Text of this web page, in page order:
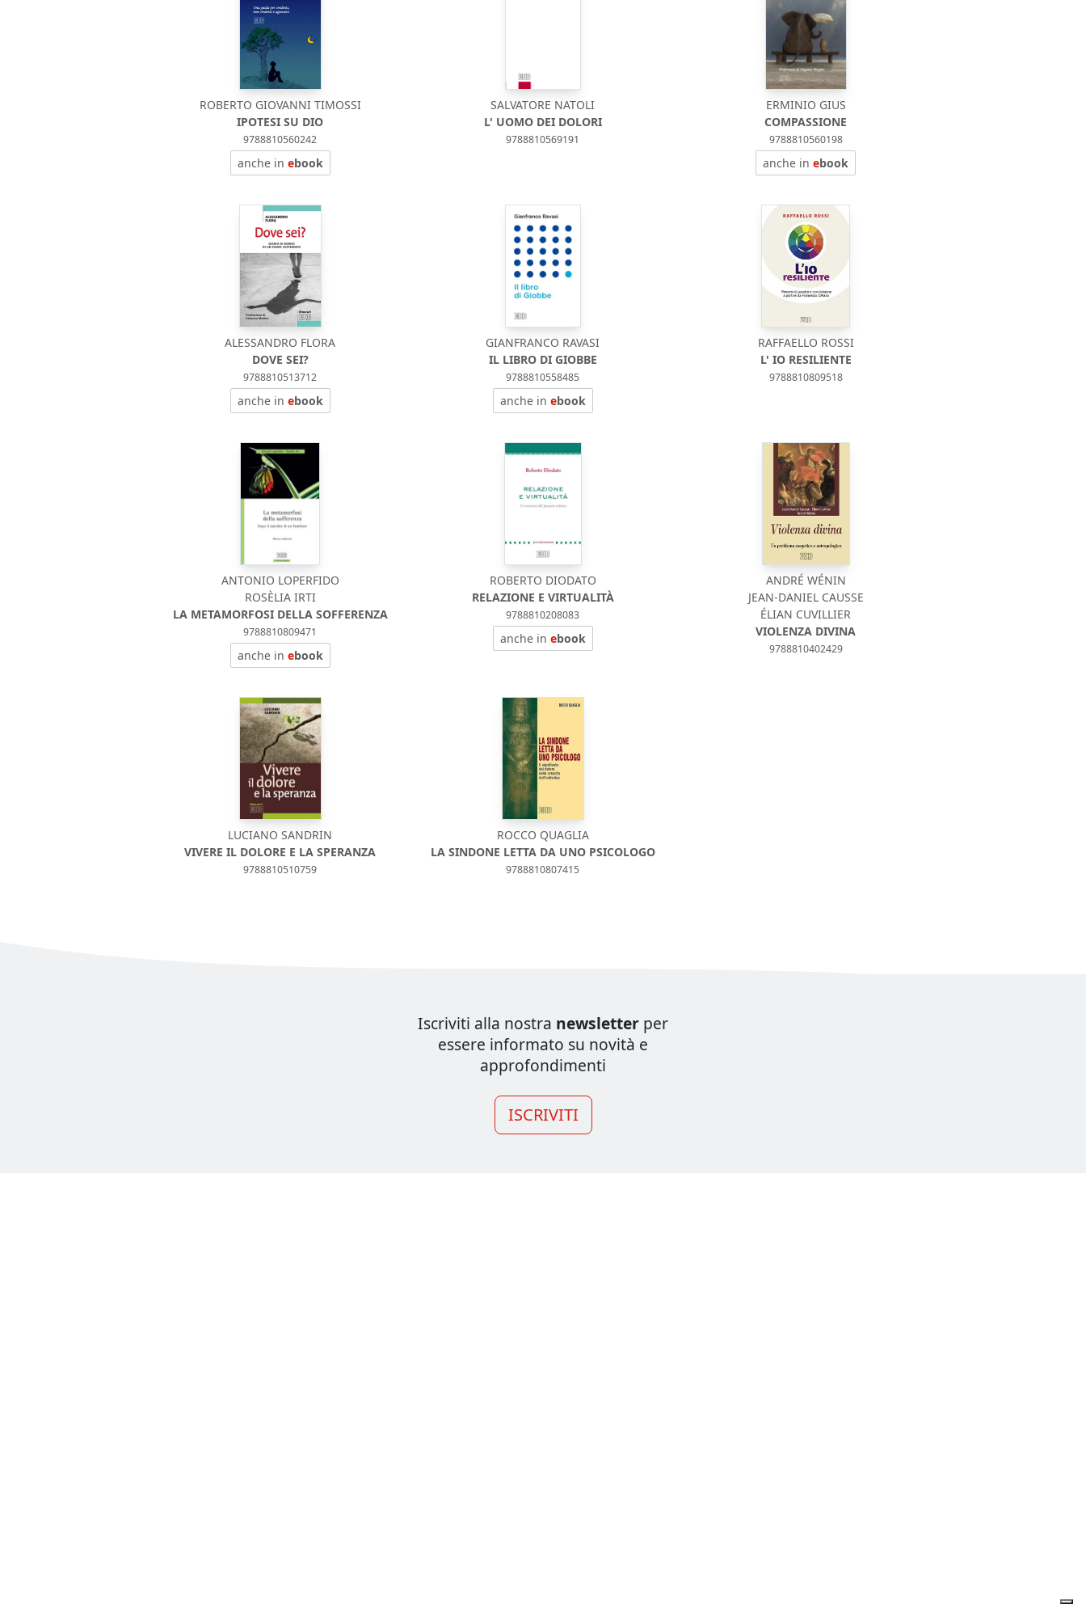
ROBERTO GIOVANNI TIMOSSI
IPOTESI SU DIO
9788810560242
anche in ebook
SALVATORE NATOLI
L' UOMO DEI DOLORI
9788810569191
ERMINIO GIUS
COMPASSIONE
9788810560198
anche inebook
ALESSANDRO FLORA
DOVE SEI?
9788810513712
anche in ebook
GIANFRANCO RAVASI
IL LIBRO DI GIOBBE
9788810558485
anche in ebook
RAFFAELLO ROSSI
L' IO RESILIENTE
9788810809518
ANTONIO LOPERFIDO
ROSÈLIA IRTI
LA METAMORFOSI DELLA SOFFERENZA
9788810809471
anche in ebook
ROBERTO DIODATO
RELAZIONE E VIRTUALITÀ
9788810208083
anche in ebook
ANDRÉ WÉNIN
JEAN-DANIEL CAUSSE
ÉLIAN CUVILLIER
VIOLENZA DIVINA
9788810402429
LUCIANO SANDRIN
VIVERE IL DOLORE E LA SPERANZA
9788810510759
ROCCO QUAGLIA
LA SINDONE LETTA DA UNO PSICOLOGO
9788810807415
Iscriviti alla nostra newsletter per
essere informato su novità e
approfondimenti
ISCRIVITI